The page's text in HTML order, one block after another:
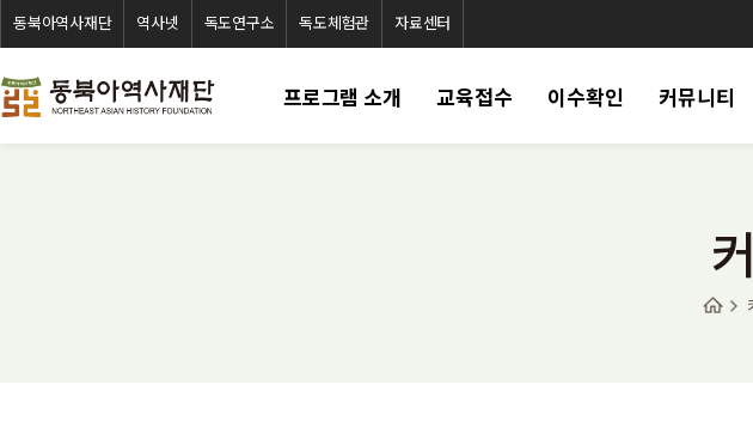
동북아역사재단 역사넷 독도연구소 독도체험관 자료센터
프로그램 소개 교육접수 이수확인 커뮤니티